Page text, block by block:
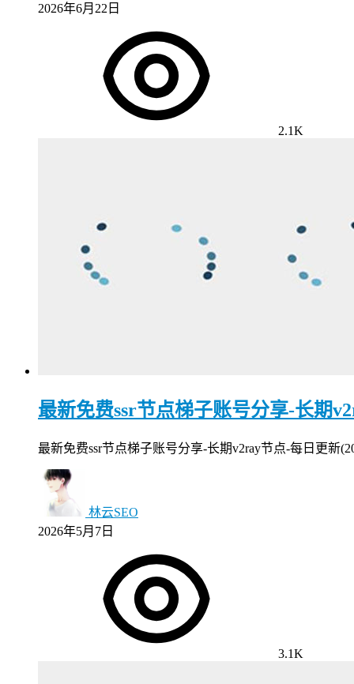
2026年6月22日
2.1K
最新免费ssr节点梯子账号分享-长期
最新免费ssr节点梯子账号分享-长期v2ray节点-每日更新
林云SEO
2026年5月7日
3.1K